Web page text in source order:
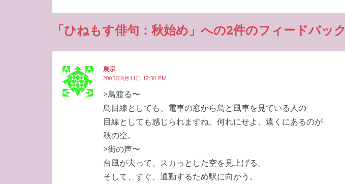
「ひねもす俳句：秋始め」への2件のフィードバック
農宗
2005年9月11日 12:30 PM
>鳥渡る〜
鳥目線としても、電車の窓から鳥と風車を見ている人の
目線としても感じられますね。何れにせよ、遠くにあるのが
秋の空。
>街の声〜
台風が去って、スカっとした空を見上げる。
そして、すぐ、通勤するため駅に向かう。